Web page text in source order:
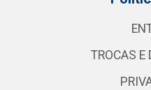
TROCAS E